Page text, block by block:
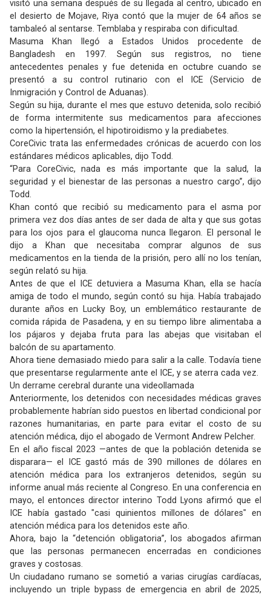
visitó una semana después de su llegada al centro, ubicado en
el desierto de Mojave, Riya contó que la mujer de 64 años se
tambaleó al sentarse. Temblaba y respiraba con dificultad.
Masuma Khan llegó a Estados Unidos procedente de
Bangladesh en 1997. Según sus registros, no tiene
antecedentes penales y fue detenida en octubre cuando se
presentó a su control rutinario con el ICE (Servicio de
Inmigración y Control de Aduanas).
Según su hija, durante el mes que estuvo detenida, solo recibió
de forma intermitente sus medicamentos para afecciones
como la hipertensión, el hipotiroidismo y la prediabetes.
CoreCivic trata las enfermedades crónicas de acuerdo con los
estándares médicos aplicables, dijo Todd.
“Para CoreCivic, nada es más importante que la salud, la
seguridad y el bienestar de las personas a nuestro cargo”, dijo
Todd.
Khan contó que recibió su medicamento para el asma por
primera vez dos días antes de ser dada de alta y que sus gotas
para los ojos para el glaucoma nunca llegaron. El personal le
dijo a Khan que necesitaba comprar algunos de sus
medicamentos en la tienda de la prisión, pero allí no los tenían,
según relató su hija.
Antes de que el ICE detuviera a Masuma Khan, ella se hacía
amiga de todo el mundo, según contó su hija. Había trabajado
durante años en Lucky Boy, un emblemático restaurante de
comida rápida de Pasadena, y en su tiempo libre alimentaba a
los pájaros y dejaba fruta para las abejas que visitaban el
balcón de su apartamento.
Ahora tiene demasiado miedo para salir a la calle. Todavía tiene
que presentarse regularmente ante el ICE, y se aterra cada vez.
Un derrame cerebral durante una videollamada
Anteriormente, los detenidos con necesidades médicas graves
probablemente habrían sido puestos en libertad condicional por
razones humanitarias, en parte para evitar el costo de su
atención médica, dijo el abogado de Vermont Andrew Pelcher.
En el año fiscal 2023 —antes de que la población detenida se
disparara— el ICE gastó más de 390 millones de dólares en
atención médica para los extranjeros detenidos, según su
informe anual más reciente al Congreso. En una conferencia en
mayo, el entonces director interino Todd Lyons afirmó que el
ICE había gastado "casi quinientos millones de dólares" en
atención médica para los detenidos este año.
Ahora, bajo la “detención obligatoria”, los abogados afirman
que las personas permanecen encerradas en condiciones
graves y costosas.
Un ciudadano rumano se sometió a varias cirugías cardíacas,
incluyendo un triple bypass de emergencia en abril de 2025,